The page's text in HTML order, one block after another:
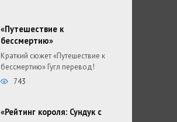
«Путешествие к
бессмертию»
Краткий сюжет «Путешествие к
бессмертию» Гугл перевод!
743
«Рейтинг короля: Сундук с